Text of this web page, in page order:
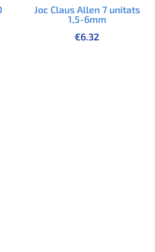
Joc Claus Allen 7 unitats
1,5-6mm
€6.32